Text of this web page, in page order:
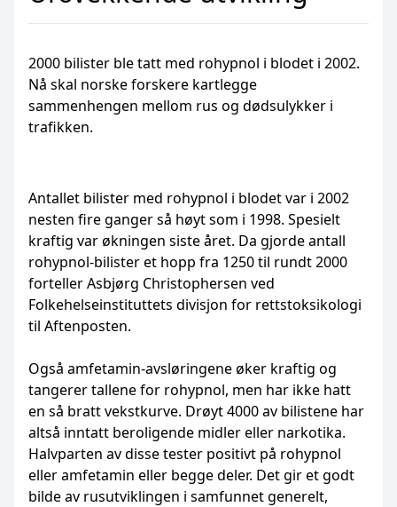
2000 bilister ble tatt med rohypnol i blodet i 2002.
Nå skal norske forskere kartlegge
sammenhengen mellom rus og dødsulykker i
trafikken.
Antallet bilister med rohypnol i blodet var i 2002
nesten fire ganger så høyt som i 1998. Spesielt
kraftig var økningen siste året. Da gjorde antall
rohypnol-bilister et hopp fra 1250 til rundt 2000
forteller Asbjørg Christophersen ved
Folkehelseinstituttets divisjon for rettstoksikologi
til Aftenposten.
Også amfetamin-avsløringene øker kraftig og
tangerer tallene for rohypnol, men har ikke hatt
en så bratt vekstkurve. Drøyt 4000 av bilistene har
altså inntatt beroligende midler eller narkotika.
Halvparten av disse tester positivt på rohypnol
eller amfetamin eller begge deler. Det gir et godt
bilde av rusutviklingen i samfunnet generelt,